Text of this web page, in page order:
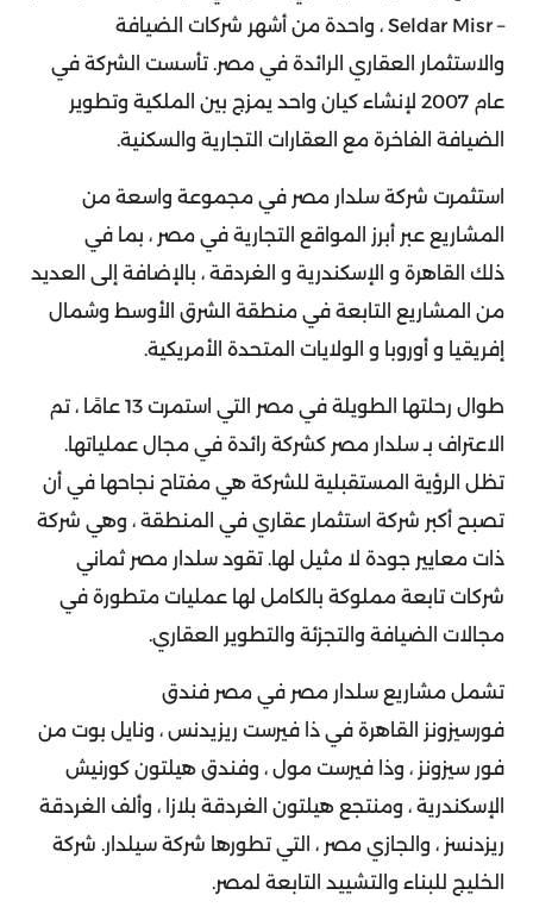
– Seldar Misr ، واحدة من أشهر شركات الضيافة
والاستثمار العقاري الرائدة في مصر. تأسست الشركة في
عام 2007 لإنشاء كيان واحد يمزج بين الملكية وتطوير
الضيافة الفاخرة مع العقارات التجارية والسكنية.
استثمرت شركة سلدار مصر في مجموعة واسعة من
المشاريع عبر أبرز المواقع التجارية في مصر ، بما في
ذلك القاهرة و الإسكندرية و الغردقة ، بالإضافة إلى العديد
من المشاريع التابعة في منطقة الشرق الأوسط وشمال
إفريقيا و أوروبا و الولايات المتحدة الأمريكية.
طوال رحلتها الطويلة في مصر التي استمرت 13 عامًا ، تم
الاعتراف بـ سلدار مصر كشركة رائدة في مجال عملياتها.
تظل الرؤية المستقبلية للشركة هي مفتاح نجاحها في أن
تصبح أكبر شركة استثمار عقاري في المنطقة ، وهي شركة
ذات معايير جودة لا مثيل لها. تقود سلدار مصر ثماني
شركات تابعة مملوكة بالكامل لها عمليات متطورة في
مجالات الضيافة والتجزئة والتطوير العقاري.
تشمل مشاريع سلدار مصر في مصر فندق
فورسيزونز القاهرة في ذا فيرست ريزيدنس ، ونايل بوت من
فور سيزونز ، وذا فيرست مول ، وفندق هيلتون كورنيش
الإسكندرية ، ومنتجع هيلتون الغردقة بلازا ، وألف الغردقة
ريزدنسز ، والجازي مصر ، التي تطورها شركة سيلدار. شركة
الخليج للبناء والتشييد التابعة لمصر.